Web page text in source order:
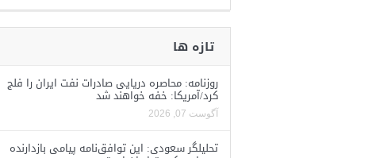
تازه ها
روزنامه: محاصره دریایی صادرات نفت ایران را فلج
کرد/آمریکا: خفه خواهند شد
آگوست 07, 2026
تحلیلگر سعودی: این توافق‌نامه پیامی بازدارنده